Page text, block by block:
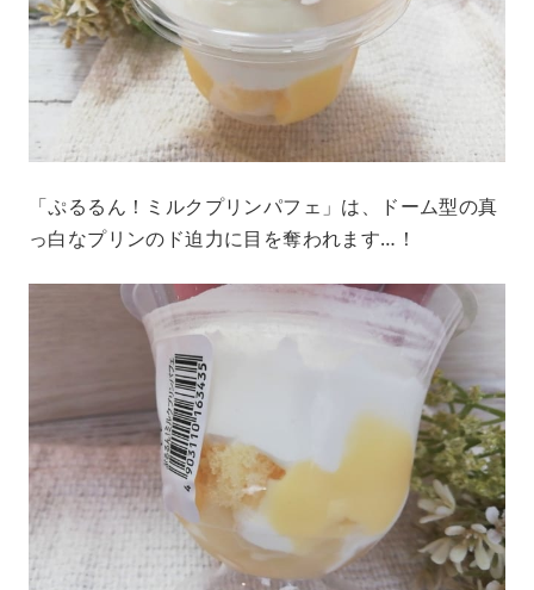
「ぷるるん！ミルクプリンパフェ」は、ドーム型の真
っ白なプリンのド迫力に目を奪われます…！